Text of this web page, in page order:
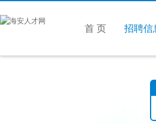
首 页 招聘信